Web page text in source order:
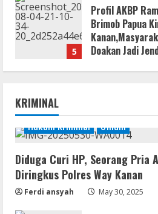
1
MATLAB Crack
Premium
August 6, 2026
2 August 6, 2026
Lan
Assassin’s
Deluxe Edition
for Desktop
KRIMINAL
Hukum Kriminal Umum
Diduga Curi HP, Seorang Pria
Diringkus Polres Way Kanan
Ferdi ansyah May 30, 2025